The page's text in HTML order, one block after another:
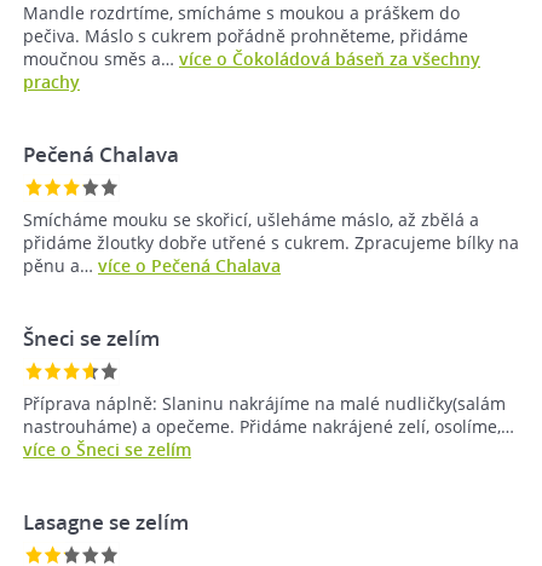
Mandle rozdrtíme, smícháme s moukou a práškem do
pečiva. Máslo s cukrem pořádně prohněteme, přidáme
moučnou směs a… více o Čokoládová báseň za všechny
prachy
Pečená Chalava
Smícháme mouku se skořicí, ušleháme máslo, až zbělá a
přidáme žloutky dobře utřené s cukrem. Zpracujeme bílky na
pěnu a… více o Pečená Chalava
Šneci se zelím
Příprava náplně: Slaninu nakrájíme na malé nudličky(salám
nastrouháme) a opečeme. Přidáme nakrájené zelí, osolíme,…
více o Šneci se zelím
Lasagne se zelím